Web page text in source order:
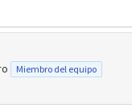
Miembro del equipo